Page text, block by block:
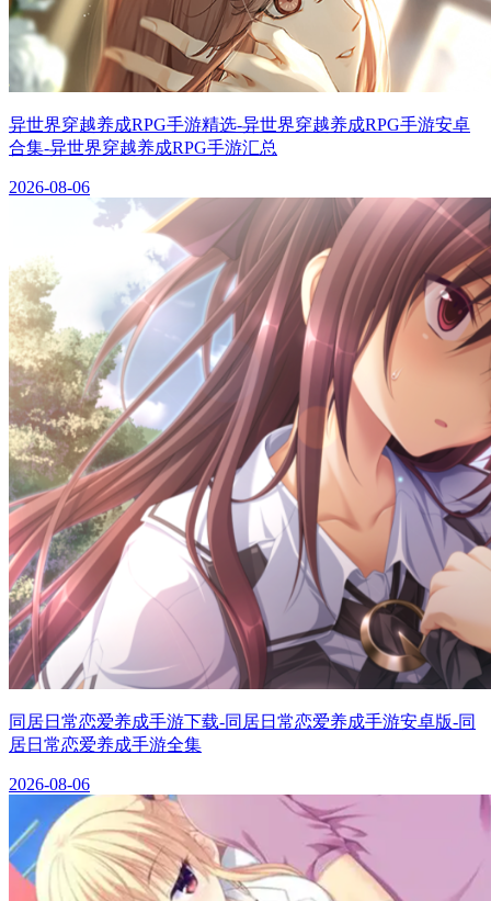
异世界穿越养成RPG手游精选-异世界穿越养成RPG手游安卓
合集-异世界穿越养成RPG手游汇总
2026-08-06
同居日常恋爱养成手游下载-同居日常恋爱养成手游安卓版-同
居日常恋爱养成手游全集
2026-08-06